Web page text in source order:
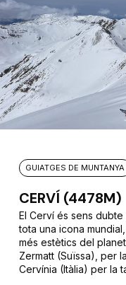
GUIATGES DE MUNTANYA
CERVÍ (4478M)
El Cerví és sens
tota una icona
més estètics del
Zermatt (Suïssa), per
Cervínia (Itàlia) per la